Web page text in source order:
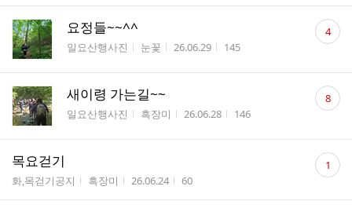
요정들~~^^
게시판명
일요산행사진 작성자
눈꽃 작성시간
26.06.29 조회수
145
댓
글 4
새이령 가는길~~
게시판명
일요산행사진 작성자
흑장미 작성시간
26.06.28 조회수
146
댓
글 8
목요걷기
게시판명
화,목걷기공지 작성자
흑장미 작성시간
26.06.24 조회수
60
댓
글 1